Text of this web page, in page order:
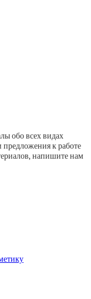
обо всех видах
предложения к работе
напишите нам